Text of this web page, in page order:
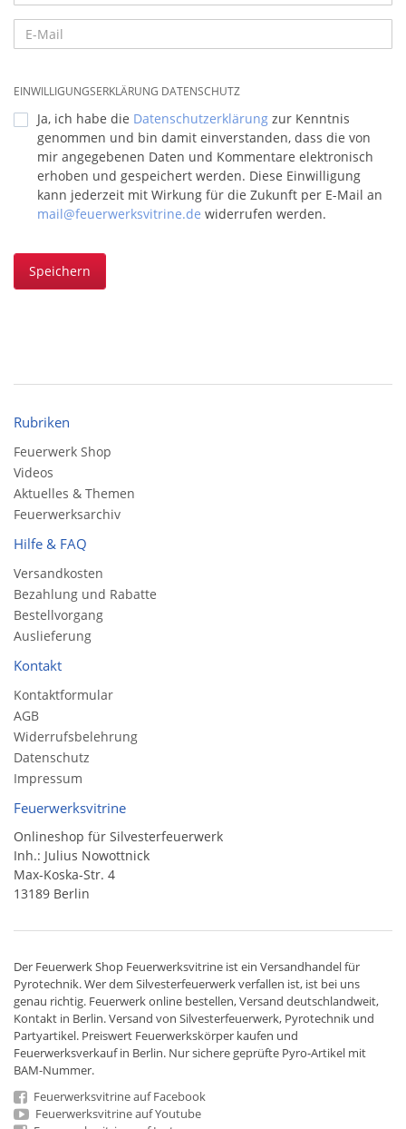
EINWILLIGUNGSERKLÄRUNG DATENSCHUTZ
Ja, ich habe die Datenschutzerklärung zur Kenntnis
genommen und bin damit einverstanden, dass die von
mir angegebenen Daten und Kommentare elektronisch
erhoben und gespeichert werden. Diese Einwilligung
kann jederzeit mit Wirkung für die Zukunft per E-Mail an
mail@feuerwerksvitrine.de widerrufen werden.
Speichern
Rubriken
Feuerwerk Shop
Videos
Aktuelles & Themen
Feuerwerksarchiv
Hilfe & FAQ
Versandkosten
Bezahlung und Rabatte
Bestellvorgang
Auslieferung
Kontakt
Kontaktformular
AGB
Widerrufsbelehrung
Datenschutz
Impressum
Feuerwerksvitrine
Onlineshop für Silvesterfeuerwerk
Inh.: Julius Nowottnick
Max-Koska-Str. 4
13189 Berlin
Der Feuerwerk Shop Feuerwerksvitrine ist ein Versandhandelfür
Pyrotechnik. Wer dem Silvesterfeuerwerk verfallen ist, ist bei uns
genau richtig. Feuerwerk online bestellen,Versand deutschlandweit,
Kontakt in Berlin. Versand von Silvesterfeuerwerk, Pyrotechnik und
Partyartikel. Preiswert Feuerwerkskörper kaufen und
Feuerwerksverkauf in Berlin. Nur sichere geprüfte Pyro-Artikel mit
BAM-Nummer.
Feuerwerksvitrine auf Facebook
Feuerwerksvitrine auf Youtube